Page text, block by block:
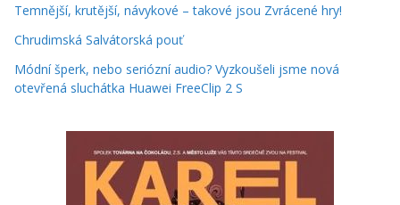
Temnější, krutější, návykové – takové jsou Zvrácené hry!
Chrudimská Salvátorská pouť
Módní šperk, nebo seriózní audio? Vyzkoušeli jsme nová
otevřená sluchátka Huawei FreeClip 2 S